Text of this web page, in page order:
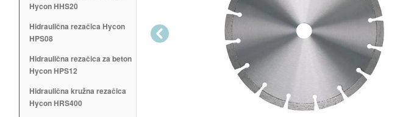
Hycon HHS20
Hidraulična rezačica Hycon
HPS08
Hidraulična rezačica za beton
Hycon HPS12
Hidraulična kružna rezačica
Hycon HRS400
Previous